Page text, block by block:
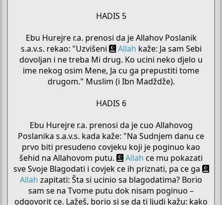
HADIS 5
Ebu Hurejre r.a. prenosi da je Allahov Poslanik
s.a.v.s. rekao: "Uzvišeni
Allah kaže: Ja sam Sebi
dovoljan i ne treba Mi drug. Ko ucini neko djelo u
ime nekog osim Mene, Ja cu ga prepustiti tome
drugom." Muslim (i Ibn Madždže).
HADIS 6
Ebu Hurejre r.a. prenosi da je cuo Allahovog
Poslanika s.a.v.s. kada kaže: "Na Sudnjem danu ce
prvo biti presudeno covjeku koji je poginuo kao
šehid na Allahovom putu.
Allah ce mu pokazati
sve Svoje Blagodati i covjek ce ih priznati, pa ce ga
Allah zapitati: Šta si ucinio sa blagodatima? Borio
sam se na Tvome putu dok nisam poginuo –
odgovorit ce. Lažeš, borio si se da ti ljudi kažu: kako